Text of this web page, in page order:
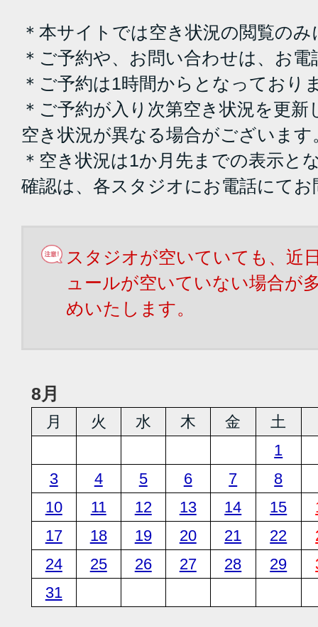
＊本サイトでは空き状況の閲覧の
＊ご予約や、お問い合わせは、お
＊ご予約は1時間からとなっており
＊ご予約が入り次第空き状況を更
空き状況が異なる場合がございます
＊空き状況は1か月先までの表示と
確認は、各スタジオにお電話にて
スタジオが空いていても、近
ュールが空いていない場合が
めいたします。
8月
月 火 水 木 金 土
1
3
4 5 6 7
8
10
11 12 13 14 15
17
18 19 20 21 22
24
25 26 27 28 29
31